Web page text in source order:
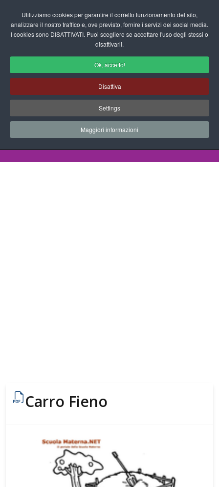
Utilizziamo cookies per garantire il corretto funzionamento del sito,
analizzare il nostro traffico e, ove previsto, fornire i servizi dei social media.
I cookies sono DISATTIVATI. Puoi scegliere se accettare l'uso degli stessi o
disattivarli.
Ok, accetto!
Disattiva
Settings
Maggiori informazioni
fas
Disegni da Colorare Vari
Progetti Didattici, Disegni, Schede
Didattiche e tanto altro ancora.
Disegni da Colorare
Carro Fieno